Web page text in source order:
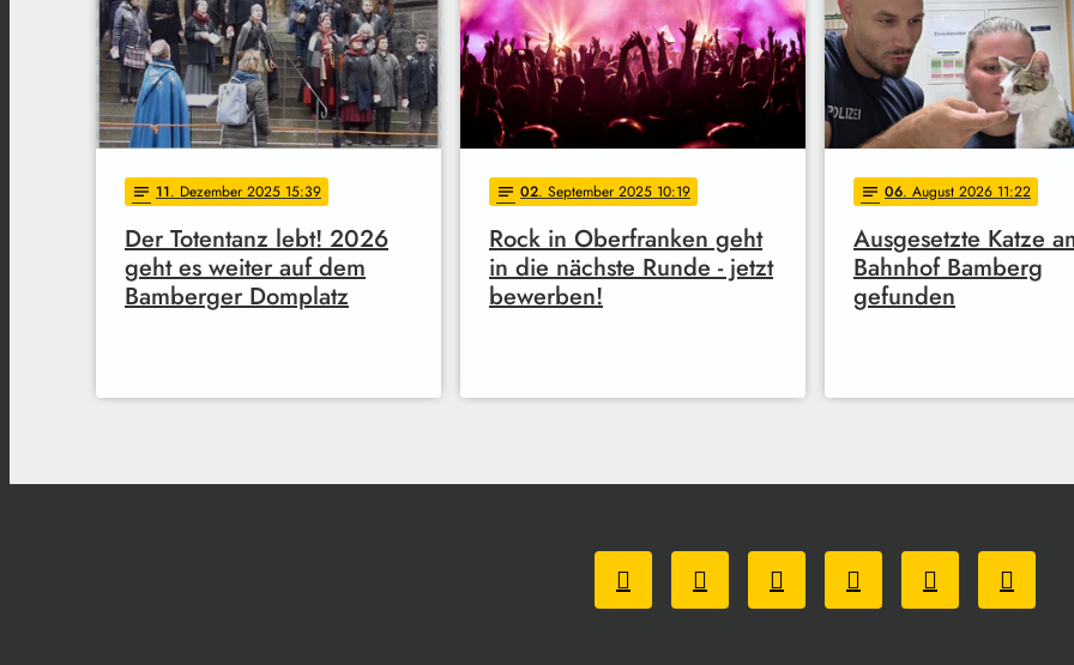
notes 11. Dezember 2025 15:39
Der Totentanz lebt! 2026
geht es weiter auf dem
Bamberger Domplatz
notes 02. September 2025 10:19
Rock in Oberfranken geht
in die nächste Runde - jetzt
bewerben!
notes 06. August 2026 11:22
Ausgesetzte Katze
Bahnhof Bamberg
gefunden